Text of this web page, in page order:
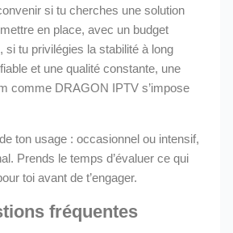
si tu cherches une solution
en place, avec un budget
si tu privilégies la stabilité à long
et une qualité constante, une
comme DRAGON IPTV s’impose
ton usage : occasionnel ou intensif,
Prends le temps d’évaluer ce qui
toi avant de t’engager.
fréquentes